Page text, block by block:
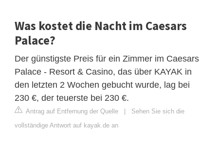
Was kostet die Nacht im Caesars
Palace?
Der günstigste Preis für ein Zimmer im Caesars
Palace - Resort & Casino, das über KAYAK in
den letzten 2 Wochen gebucht wurde, lag bei
230 €, der teuerste bei 230 €.
Antrag auf Entfernung der Quelle | Sehen Sie sich die
vollständige Antwort auf kayak.de an